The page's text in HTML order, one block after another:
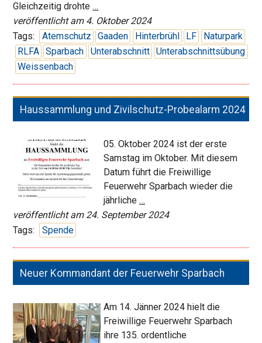
Gleichzeitig drohte…
in
Sparbach
veröffentlicht am 4. Oktober 2024
Tags:
Atemschutz Gaaden Hinterbrühl LF
Naturpark
RLFA
Sparbach Unterabschnitt
Unterabschnittsübung
Weissenbach
Haussammlung und Zivilschutz-Probealarm 2024
05. Oktober 2024 ist der erste
Samstag im Oktober. Mit diesem
Datum führt die Freiwillige
Feuerwehr Sparbach wieder die
jährliche …
und
veröffentlicht am 24. September 2024
Tags:
Spende
Neuer Kommandant der Feuerwehr Sparbach
Am 14. Jänner 2024 hielt die
Freiwillige Feuerwehr Sparbach
ihre 135. ordentliche